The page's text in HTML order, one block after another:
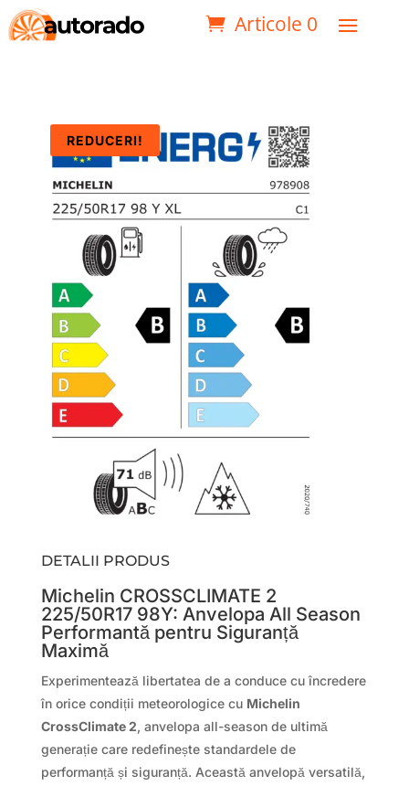
Articole 0
REDUCERI!
DETALII PRODUS
Michelin CROSSCLIMATE 2
225/50R17 98Y: Anvelopa All Season
Performantă pentru Siguranță
Maximă
Experimentează libertatea de a conduce cu încredere
în orice condiții meteorologice cu Michelin
CrossClimate 2, anvelopa all-season de ultimă
generație care redefinește standardele de
performanță și siguranță. Această anvelopă versatilă,